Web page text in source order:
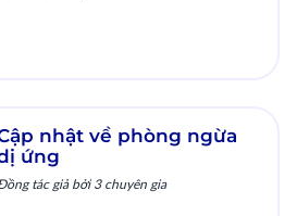
nhật về phòng ngừa
ứng
tác giả bởi 3 chuyên gia